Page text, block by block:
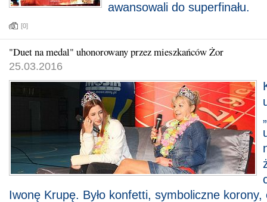
awansowali do superfinału.
[0]
"Duet na medal" uhonorowany przez mieszkańców Żor
25.03.2016
Iwonę Krupę. Było konfetti, symboliczne